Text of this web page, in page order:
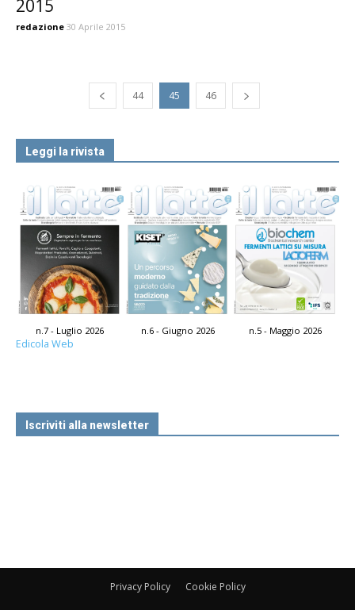
2015
redazione 30 Aprile 2015
44 45 46
Leggi la rivista
n.7 - Luglio 2026 n.6 - Giugno 2026 n.5 - Maggio 2026
Edicola Web
Iscriviti alla newsletter
Privacy Policy Cookie Policy